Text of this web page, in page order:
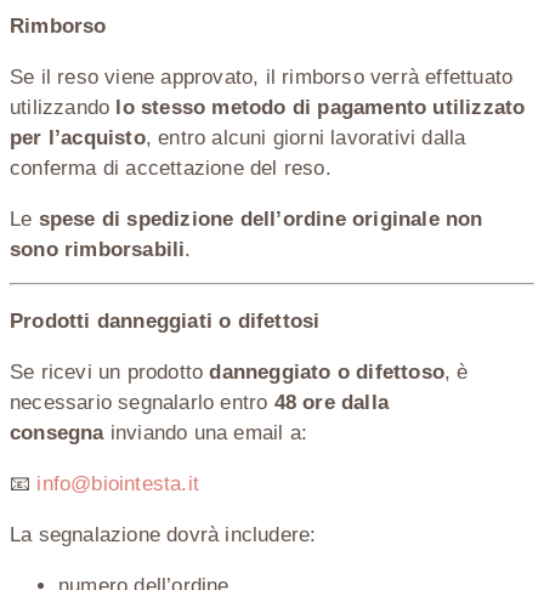
Rimborso
Se il reso viene approvato, il rimborso verrà effettuato
utilizzando lo stesso metodo di pagamento utilizzato
per l’acquisto, entro alcuni giorni lavorativi dalla
conferma di accettazione del reso.
Le spese di spedizione dell’ordine originale non
sono rimborsabili.
Prodotti danneggiati o difettosi
Se ricevi un prodottodanneggiato o difettoso, è
necessario segnalarlo entro 48 ore dalla
consegnainviando una email a:
📧 info@biointesta.it
La segnalazione dovrà includere: